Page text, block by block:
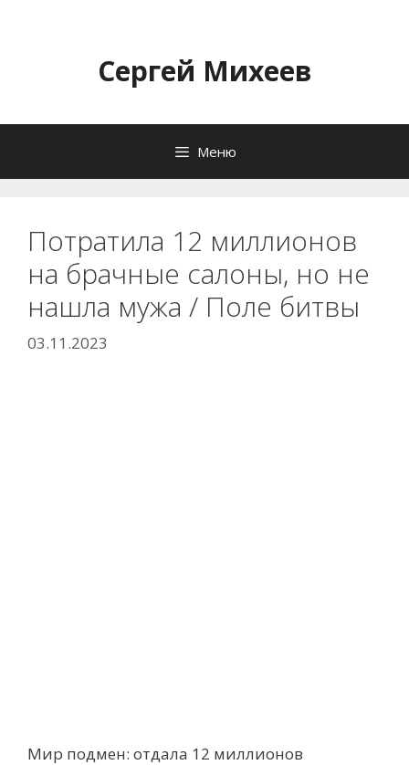
содержимомуСергей Михеев
Меню
Потратила 12 миллионов
на брачные салоны, но не
нашла мужа / Поле битвы
03.11.2023
Мир подмен: отдала 12 миллионов